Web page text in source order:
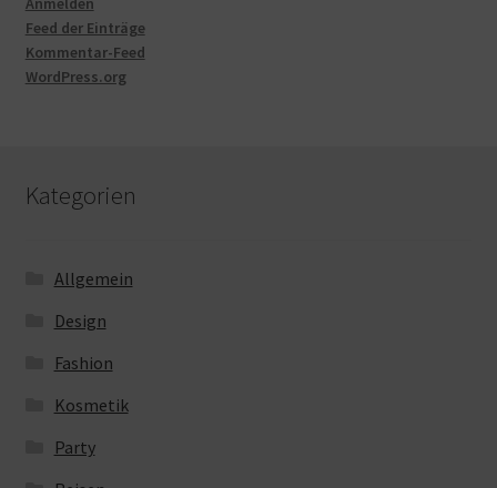
Feed der Einträge
Kommentar-Feed
WordPress.org
Kategorien
Allgemein
Design
Fashion
Kosmetik
Party